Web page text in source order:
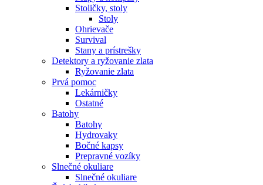
Stoličky, stoly
Stoly
Ohrievače
Survival
Stany a prístrešky
Detektory a ryžovanie zlata
Ryžovanie zlata
Prvá pomoc
Lekárničky
Ostatné
Batohy
Batohy
Hydrovaky
Bočné kapsy
Prepravné vozíky
Slnečné okuliare
Slnečné okuliare